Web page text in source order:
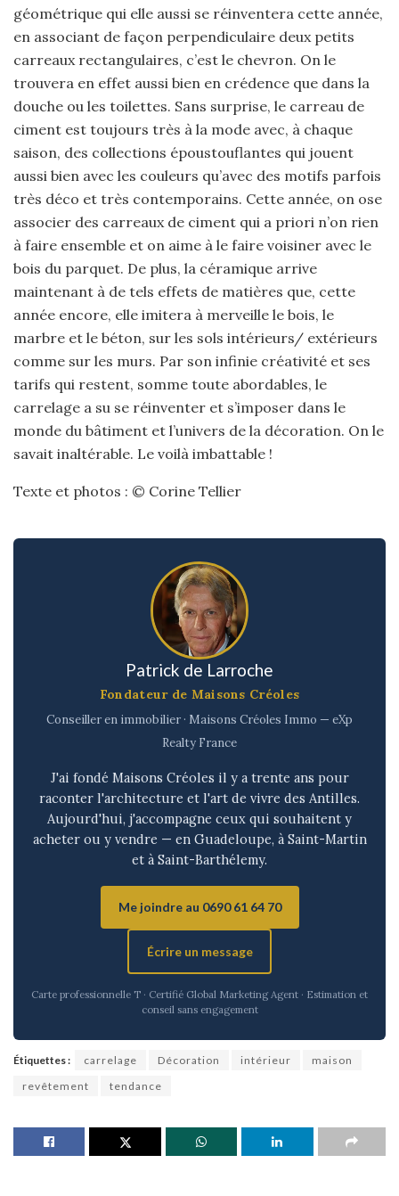
géométrique qui elle aussi se réinventera cette année,
en associant de façon perpendiculaire deux petits
carreaux rectangulaires, c’est le chevron. On le
trouvera en effet aussi bien en crédence que dans la
douche ou les toilettes. Sans surprise, le carreau de
ciment est toujours très à la mode avec, à chaque
saison, des collections époustouflantes qui jouent
aussi bien avec les couleurs qu’avec des motifs parfois
très déco et très contemporains. Cette année, on ose
associer des carreaux de ciment qui a priori n’on rien
à faire ensemble et on aime à le faire voisiner avec le
bois du parquet. De plus, la céramique arrive
maintenant à de tels effets de matières que, cette
année encore, elle imitera à merveille le bois, le
marbre et le béton, sur les sols intérieurs/ extérieurs
comme sur les murs. Par son infinie créativité et ses
tarifs qui restent, somme toute abordables, le
carrelage a su se réinventer et s’imposer dans le
monde du bâtiment et l’univers de la décoration. On le
savait inaltérable. Le voilà imbattable !
Texte et photos : © Corine Tellier
Patrick de Larroche
Fondateur de Maisons Créoles
Conseiller en immobilier · Maisons Créoles Immo — eXp
Realty France
J'ai fondé Maisons Créoles il y a trente ans pour
raconter l'architecture et l'art de vivre des Antilles.
Aujourd'hui, j'accompagne ceux qui souhaitent y
acheter ou y vendre — en Guadeloupe, à Saint-Martin
et à Saint-Barthélemy.
Me joindre au 0690 61 64 70
Écrire un message
Carte professionnelle T · Certifié Global Marketing Agent · Estimation et
conseil sans engagement
Étiquettes : carrelage Décoration intérieur
maison
revêtement
tendance